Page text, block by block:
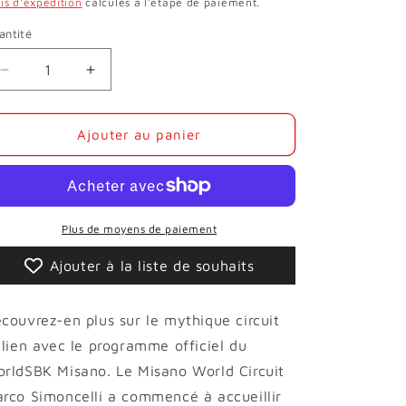
Réduire
la
quantité
PROGRAMME
WORLDSBK
MISANO
Augmenter
la
quantité
de
PROGRAMME
WORLDSBK
MISANO
Ajouter au panier
Plus de moyens de paiement
Ajouter à la liste de souhaits
en plus sur le mythique circuit
avec le programme officiel du
Misano. Le Misano World Circuit
Simoncelli a commencé à accueillir